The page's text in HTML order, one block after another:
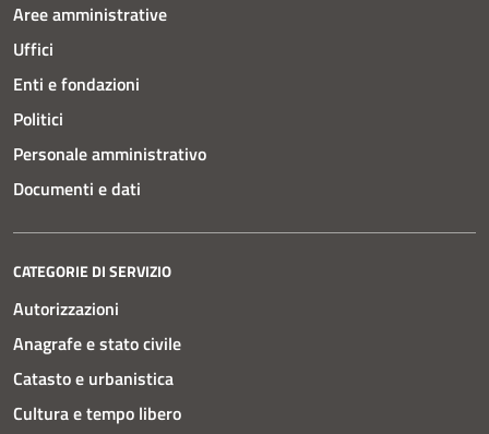
Aree amministrative
Uffici
Enti e fondazioni
Politici
Personale amministrativo
Documenti e dati
CATEGORIE DI SERVIZIO
Autorizzazioni
Anagrafe e stato civile
Catasto e urbanistica
Cultura e tempo libero